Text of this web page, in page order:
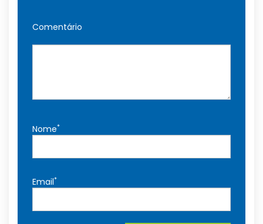
Comentário
Nome*
Email*